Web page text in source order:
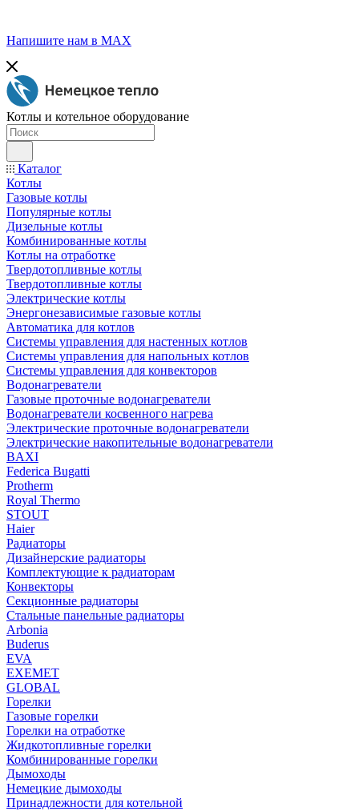
Напишите нам в МАХ
Котлы и котельное оборудование
Каталог
Котлы
Газовые котлы
Популярные котлы
Дизельные котлы
Комбинированные котлы
Котлы на отработке
Твердотопливные котлы
Твердотопливные котлы
Электрические котлы
Энергонезависимые газовые котлы
Автоматика для котлов
Системы управления для настенных котлов
Системы управления для напольных котлов
Системы управления для конвекторов
Водонагреватели
Газовые проточные водонагреватели
Водонагреватели косвенного нагрева
Электрические проточные водонагреватели
Электрические накопительные водонагреватели
BAXI
Federica Bugatti
Protherm
Royal Thermo
STOUT
Haier
Радиаторы
Дизайнерские радиаторы
Комплектующие к радиаторам
Конвекторы
Секционные радиаторы
Стальные панельные радиаторы
Arbonia
Buderus
EVA
EXEMET
GLOBAL
Горелки
Газовые горелки
Горелки на отработке
Жидкотопливные горелки
Комбинированные горелки
Дымоходы
Немецкие дымоходы
Принадлежности для котельной